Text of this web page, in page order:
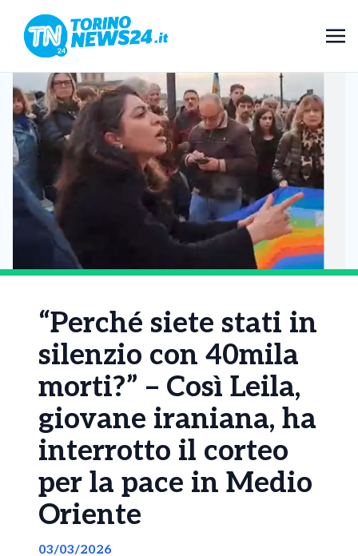
“Perché siete stati in
silenzio con 40mila
morti?” – Così Leila,
giovane iraniana, ha
interrotto il corteo
per la pace in Medio
Oriente
03/03/2026